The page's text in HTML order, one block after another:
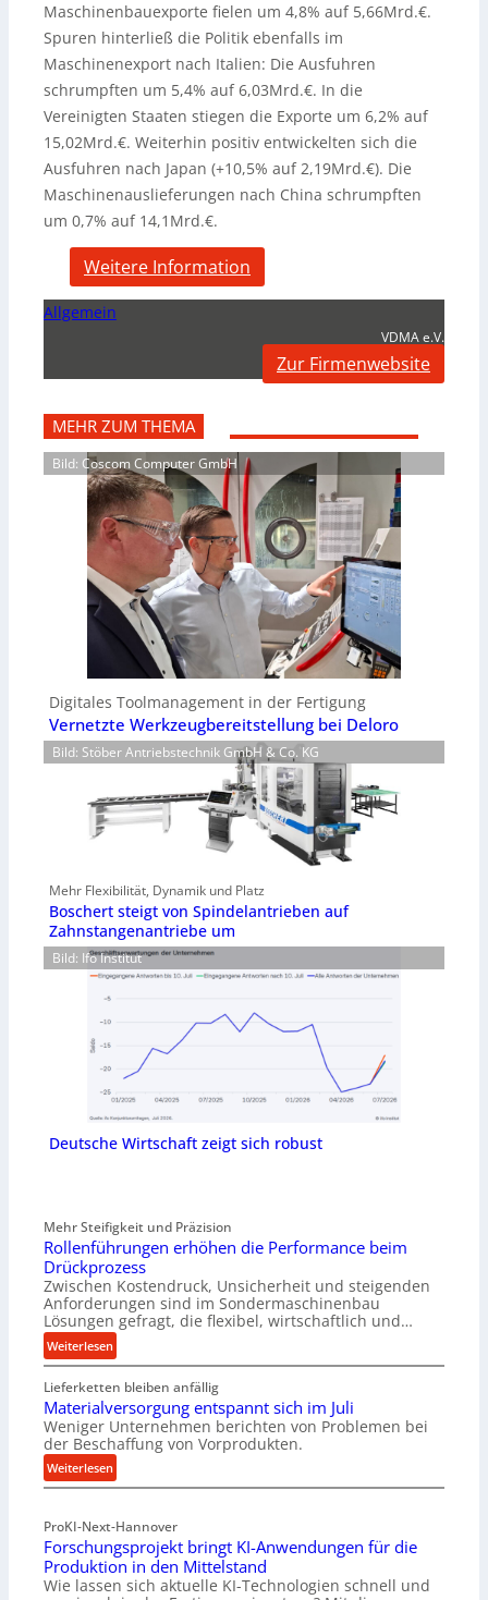
Maschinenbauexporte fielen um 4,8% auf 5,66Mrd.€.
Spuren hinterließ die Politik ebenfalls im
Maschinenexport nach Italien: Die Ausfuhren
schrumpften um 5,4% auf 6,03Mrd.€. In die
Vereinigten Staaten stiegen die Exporte um 6,2% auf
15,02Mrd.€. Weiterhin positiv entwickelten sich die
Ausfuhren nach Japan (+10,5% auf 2,19Mrd.€). Die
Maschinenauslieferungen nach China schrumpften
um 0,7% auf 14,1Mrd.€.
Weitere Information
Allgemein
VDMA e.V.
Zur Firmenwebsite
MEHR ZUM THEMA
Bild: Coscom Computer GmbH
Digitales Toolmanagement in der Fertigung
Vernetzte Werkzeugbereitstellung bei Deloro
Bild: Stöber Antriebstechnik GmbH & Co. KG
Mehr Flexibilität, Dynamik und Platz
Boschert steigt von Spindelantrieben auf
Zahnstangenantriebe um
Bild: Ifo Institut
Deutsche Wirtschaft zeigt sich robust
Mehr Steifigkeit und Präzision
Rollenführungen erhöhen die Performance beim
Drückprozess
Zwischen Kostendruck, Unsicherheit und steigenden
Anforderungen sind im Sondermaschinenbau
Lösungen gefragt, die flexibel, wirtschaftlich und…
Weiterlesen:
R
o
l
l
e
n
f
h
r
u
n
Lieferketten bleiben anfällig
Materialversorgung entspannt sich im Juli
Weniger Unternehmen berichten von Problemen bei
der Beschaffung von Vorprodukten.
Weiterlesen:
M
t
e
r
i
ProKI-Next-Hannover
Forschungsprojekt bringt KI-Anwendungen für die
Produktion in den Mittelstand
Wie lassen sich aktuelle KI-Technologien schnell und